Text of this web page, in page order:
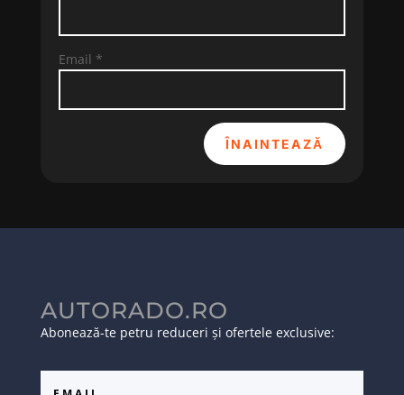
Email *
ÎNAINTEAZĂ
AUTORADO.RO
Abonează-te petru reduceri și ofertele exclusive: